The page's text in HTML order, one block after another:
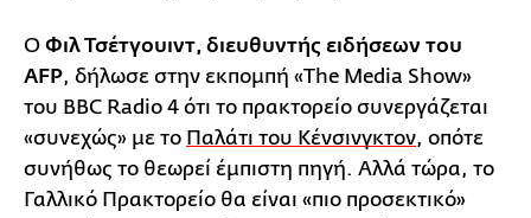
Ο Φιλ Τσέτγουιντ, διευθυντής ειδήσεων του
AFP, δήλωσε στην εκπομπή «The Media Show»
του BBC Radio 4 ότι το πρακτορείο συνεργάζεται
«συνεχώς» με το Παλάτι του Κένσινγκτον, οπότε
συνήθως το θεωρεί έμπιστη πηγή. Αλλά τώρα, το
Γαλλικό Πρακτορείο θα είναι «πιο προσεκτικό»